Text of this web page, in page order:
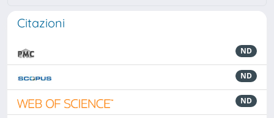
Citazioni
ND
ND
ND